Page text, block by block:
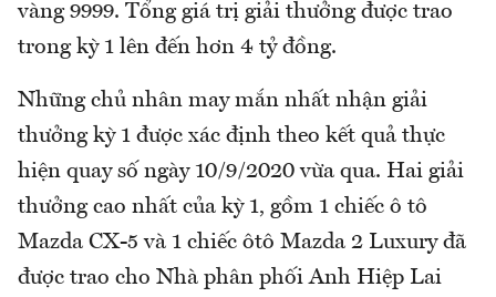
vàng 9999. Tổng giá trị giải thưởng được trao
trong kỳ 1 lên đến hơn 4 tỷ đồng.
Những chủ nhân may mắn nhất nhận giải
thưởng kỳ 1 được xác định theo kết quả thực
hiện quay số ngày 10/9/2020 vừa qua. Hai giải
thưởng cao nhất của kỳ 1, gồm 1 chiếc ô tô
Mazda CX-5 và 1 chiếc ôtô Mazda 2 Luxury đã
được trao cho Nhà phân phối Anh Hiệp Lai